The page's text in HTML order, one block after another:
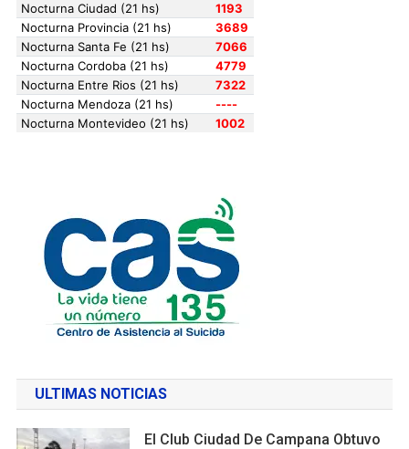
ULTIMAS NOTICIAS
El Club Ciudad De Campana Obtuvo